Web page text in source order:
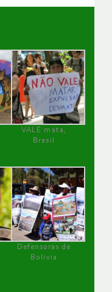
VALE mata,
Brasil
Defensoras de
Bolivia